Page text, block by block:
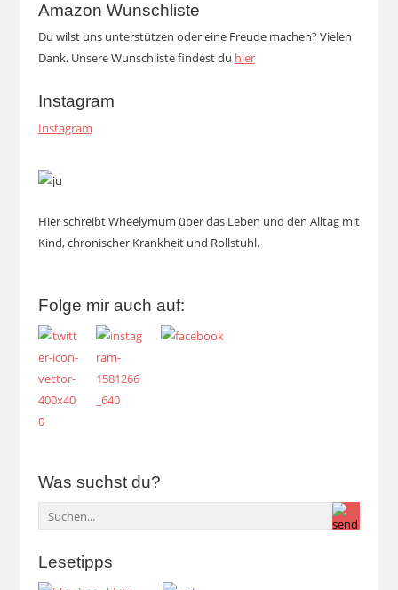
Amazon Wunschliste
Du wilst uns unterstützen oder eine Freude machen? Vielen
Dank. Unsere Wunschliste findest du hier
Instagram
Instagram
Hier schreibt Wheelymum über das Leben und den Alltag mit
Kind, chronischer Krankheit und Rollstuhl.
Folge mir auch auf:
Was suchst du?
Lesetipps